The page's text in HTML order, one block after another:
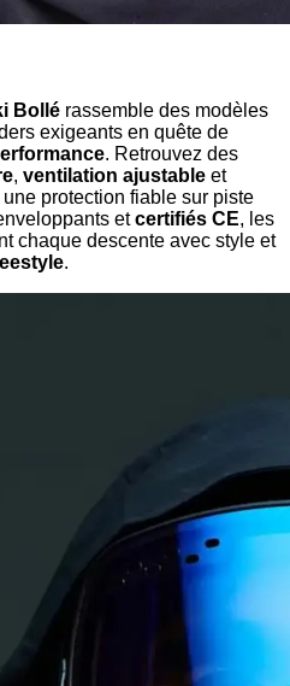
Bollé rassemble des modèles
exigeants en quête de
. Retrouvez des
, ventilation ajustable et
une protection fiable sur piste
etcertifiés CE, les
chaque descente avec style et
.